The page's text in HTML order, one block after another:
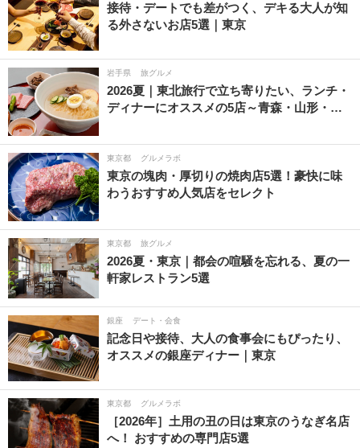
接待・デートでも差がつく、デキる大人が知
る外さないお店5選｜東京
岩手県 旅グルメ
2026夏｜東北旅行で立ち寄りたい、ランチ・
ディナーにオススメの5店～青森・山形・…
東京都 グルメラボ
東京の塊肉・厚切りの焼肉店5選！豪快に味
わうおすすめ人気店をセレクト
東京都 旅グルメ
2026夏・東京｜都会の喧騒を忘れる、夏の一
軒家レストラン5選
銀座 デート・会食
記念日や接待、大人の食事会にもぴったり、
オススメの銀座ディナー｜東京
東京都 グルメラボ
［2026年］土用の丑の日は東京のうなぎ名店
へ！ おすすめの専門店5選